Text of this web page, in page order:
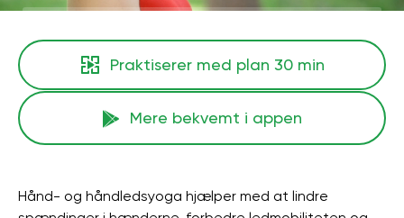
Praktiserer med plan 30 min
Mere bekvemt i appen
Hånd- og håndledsyoga hjælper med at lindre